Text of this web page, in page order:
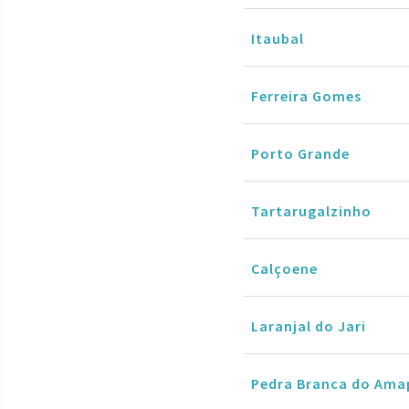
Itaubal
Ferreira Gomes
Porto Grande
Tartarugalzinho
Calçoene
Laranjal do Jari
Pedra Branca do